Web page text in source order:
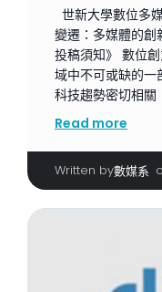
世新大學數位多
變遷：多媒體的
投稿須知》 數位
域中不可或缺的一
科技趨勢密切相關
Read more
Written by數媒系